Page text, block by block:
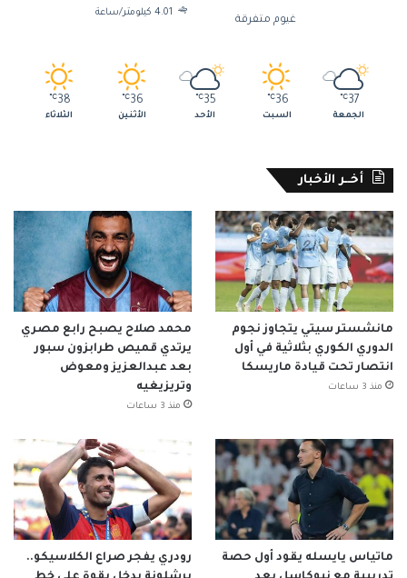
غيوم متفرقة
4.01 كيلومتر/ساعة
37
℃
الجمعة
36
℃
السبت
35
℃
الأحد
36
℃
الأثنين
38
℃
الثلاثاء
أخــر الأخبار
مانشستر سيتي يتجاوز نجوم
الدوري الكوري بثلاثية في أول
انتصار تحت قيادة ماريسكا
منذ 3 ساعات
محمد صلاح يصبح رابع مصري
يرتدي قميص طرابزون سبور
بعد عبدالعزيز ومعوض
وتريزيغيه
منذ 3 ساعات
ماتياس يايسله يقود أول حصة
رودري يفجر صراع الكلاسيكو..